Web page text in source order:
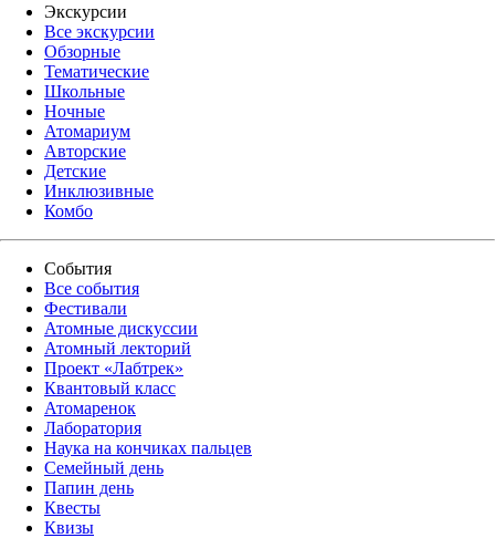
Экскурсии
Все экскурсии
Обзорные
Тематические
Школьные
Ночные
Атомариум
Авторские
Детские
Инклюзивные
Комбо
События
Все события
Фестивали
Атомные дискуссии
Атомный лекторий
Проект «Лабтрек»
Квантовый класс
Атомаренок
Лаборатория
Наука на кончиках пальцев
Семейный день
Папин день
Квесты
Квизы